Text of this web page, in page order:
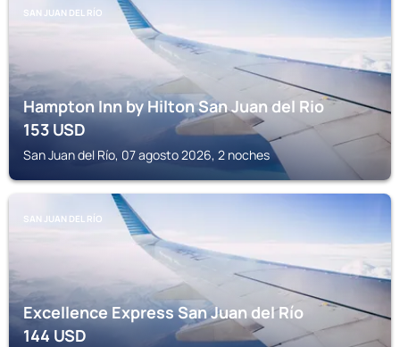
SAN JUAN DEL RÍO
Hampton Inn by Hilton San Juan del Rio
153USD
San Juan del Río, 07 agosto 2026, 2 noches
SAN JUAN DEL RÍO
Excellence Express San Juan del Río
144USD